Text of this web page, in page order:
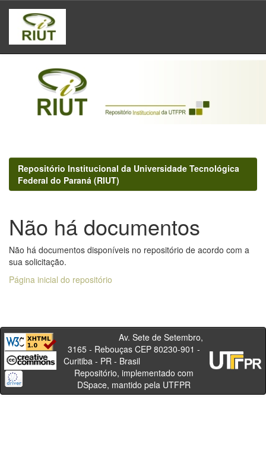
Skip
navigation
Repositório Institucional da Universidade Tecnológica
Federal do Paraná (RIUT)
Não há documentos
Não há documentos disponíveis no repositório de acordo com a
sua solicitação.
Página inicial do repositório
Av. Sete de Setembro,
3165 - Rebouças CEP 80230-901 -
Curitiba - PR - Brasil
Repositório, implementado com
DSpace, mantido pela UTFPR